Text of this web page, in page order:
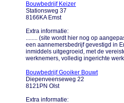
Bouwbedrijf Keizer
Stationsweg 37
8166KA Emst
Extra informatie:
........ (site wordt hier nog op
een aannemersbedrijf gevestigd in
inmiddels uitgegroeid, met de
werknemers, volledig ingerichte
Bouwbedrijf Gooiker Bouwt
Diepenveenseweg 22
8121PN Olst
Extra informatie: